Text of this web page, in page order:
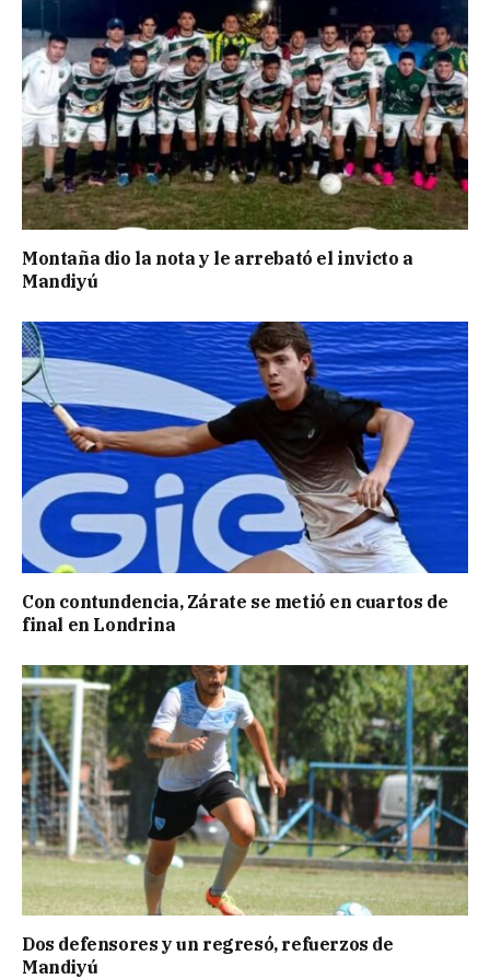
Montaña dio la nota y le arrebató el invicto a
Mandiyú
Con contundencia, Zárate se metió en cuartos de
final en Londrina
Dos defensores y un regresó, refuerzos de
Mandiyú